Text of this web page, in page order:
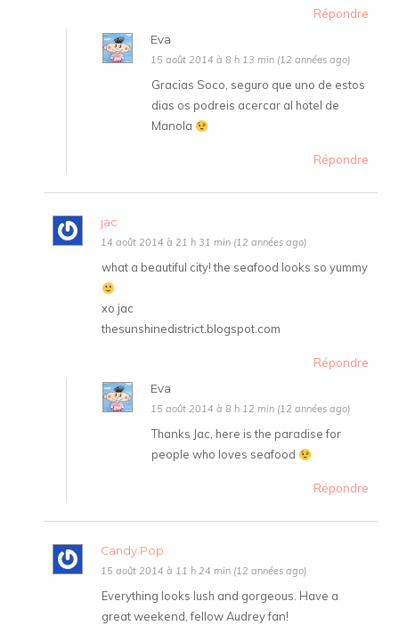
Répondre
Eva
15 août 2014 à 8 h 13 min (12 années ago)
Gracias Soco, seguro que uno de estos
dias os podreis acercar al hotel de
Manola
Répondre
jac
14 août 2014 à 21 h 31 min (12 années ago)
what a beautiful city! the seafood looks so yummy
xo jac
thesunshinedistrict.blogspot.com
Répondre
Eva
15 août 2014 à 8 h 12 min (12 années ago)
Thanks Jac, here is the paradise for
people who loves seafood
Répondre
Candy Pop
15 août 2014 à 11 h 24 min (12 années ago)
Everything looks lush and gorgeous. Have a
great weekend, fellow Audrey fan!